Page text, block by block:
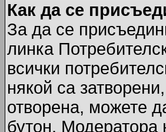
Как да се
За да се
линка
всички
някой са
отворена, можете
бутон. Модератора